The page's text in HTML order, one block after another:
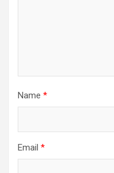
Name *
Email *